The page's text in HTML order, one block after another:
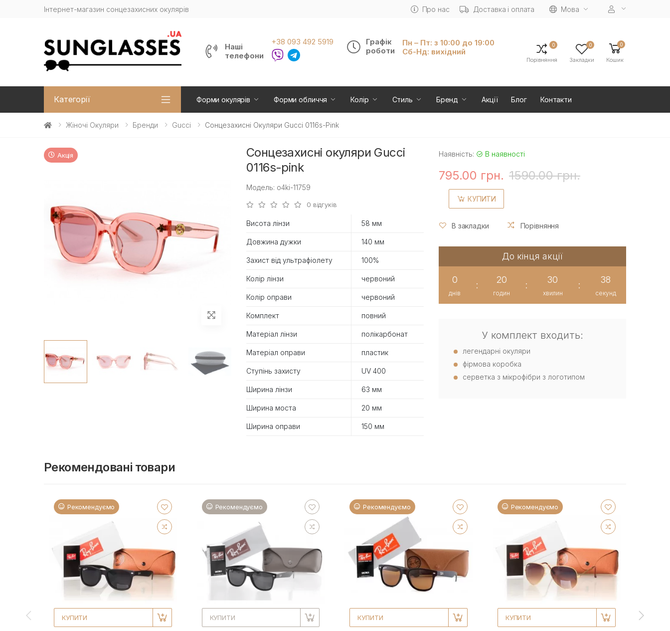
Інтернет-магазин сонцезахисних окулярів Про нас Доставка і оплата Мова
Наші
телефони
+38 093 492 5919
Графік
роботи
Пн – Пт: з 10:00 до 19:00
Сб-Нд: вихідний
0
Порівняння
0
Закладки
0
Кошик
Категорії Форми окулярів Форми обличчя Колір Стиль Бренд Акції Блог Контакти
Жіночі Окуляри Бренди Gucci Сонцезахисні Окуляри Gucci 0116s-Pink
Акція
Сонцезахисні окуляри Gucci
0116s-pink
Модель: o4ki-11759
0 відгуків
Висота лінзи 58 мм
Довжина дужки 140 мм
Захист від ультрафіолету 100%
Колір лінзи червоний
Колір оправи червоний
Комплект повний
Матеріал лінзи полікарбонат
Матеріал оправи пластик
Ступінь захисту UV 400
Ширина лінзи 63 мм
Ширина моста 20 мм
Ширина оправи 150 мм
Наявність: В наявності
795.00 грн. 1590.00 грн.
КУПИТИ
В закладки Порівняння
До кінця акції
0
днів
:
20
годин
:
30
хвилин
:
37
секунд
У комплект входить:
легендарні окуляри
фірмова коробка
серветка з мікрофібри з логотипом
Рекомендовані товари
Рекомендуємо
КУПИТИ
Рекомендуємо
КУПИТИ
Рекомендуємо
КУПИТИ
Рекомендуємо
КУПИТИ